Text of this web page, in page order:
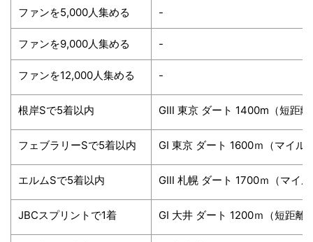
ファンを5,000人集める -
ファンを9,000人集める -
ファンを12,000人集める -
根岸Sで5着以内 GⅢ 東京 ダート 1400m（短距
フェブラリーSで5着以内 GⅠ 東京 ダート 1600ｍ（マイル
エルムSで5着以内 GⅢ 札幌 ダート 1700ｍ（マイ
JBCスプリントで1着 GⅠ 大井 ダート 1200ｍ（短距離